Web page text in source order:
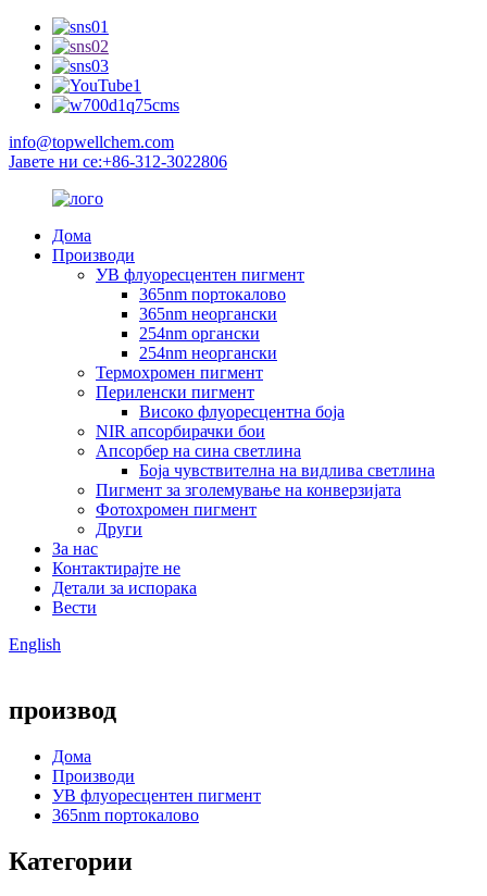
info@topwellchem.com
Јавете ни се:+86-312-3022806
Дома
Производи
УВ флуоресцентен пигмент
365nm портокалово
365nm неоргански
254nm органски
254nm неоргански
Термохромен пигмент
Периленски пигмент
Високо флуоресцентна боја
NIR апсорбирачки бои
Апсорбер на сина светлина
Боја чувствителна на видлива светлина
Пигмент за зголемување на конверзијата
Фотохромен пигмент
Други
За нас
Контактирајте не
Детали за испорака
Вести
English
производ
Дома
Производи
УВ флуоресцентен пигмент
365nm портокалово
Категории